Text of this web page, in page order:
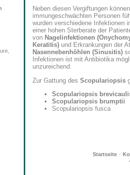
Neben diesen Vergiftungen
immungeschwächten Personen
wurden verschiedene Infektionen
einer hohen Sterberate der
von Nagelinfektionen
Keratitis) und Erkrankungen der
Nasennebenhöhlen (Sinusitis)
Infektionen ist mit Antibiotika
unzureichend.
Zur Gattung des Scopulariopsis
Scopulariopsis
Scopulariopsis brumptii
Scopulariopsis fusca
Startseite·